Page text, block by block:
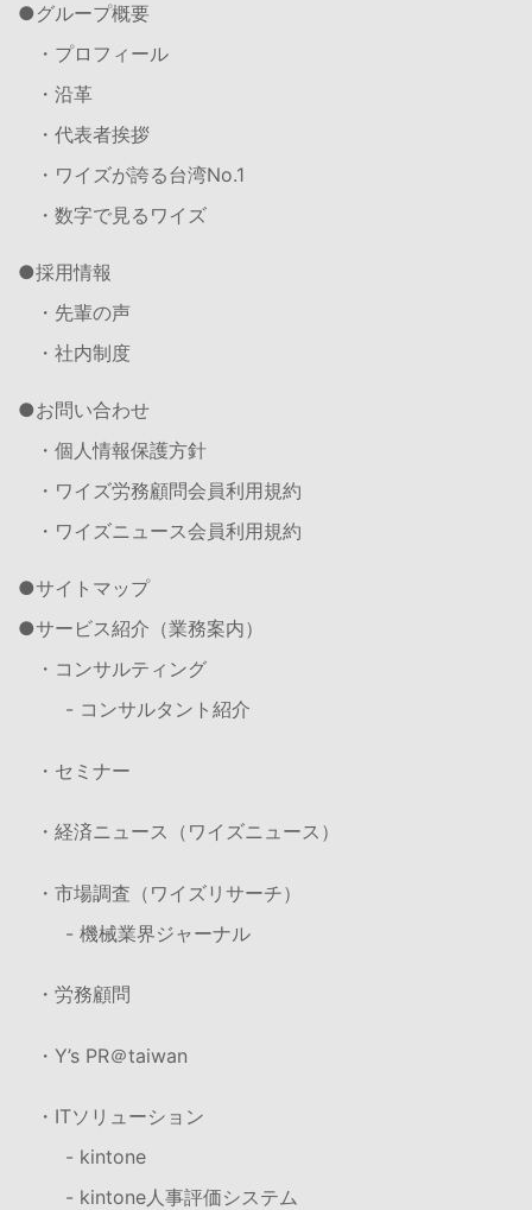
グループ概要
・プロフィール
・沿革
・代表者挨拶
・ワイズが誇る台湾No.1
・数字で見るワイズ
採用情報
・先輩の声
・社内制度
お問い合わせ
・個人情報保護方針
・ワイズ労務顧問会員利用規約
・ワイズニュース会員利用規約
サイトマップ
サービス紹介（業務案内）
・コンサルティング
- コンサルタント紹介
・セミナー
・経済ニュース（ワイズニュース）
・市場調査（ワイズリサーチ）
- 機械業界ジャーナル
・労務顧問
・Y’s PR＠taiwan
・ITソリューション
- kintone
- kintone人事評価システム